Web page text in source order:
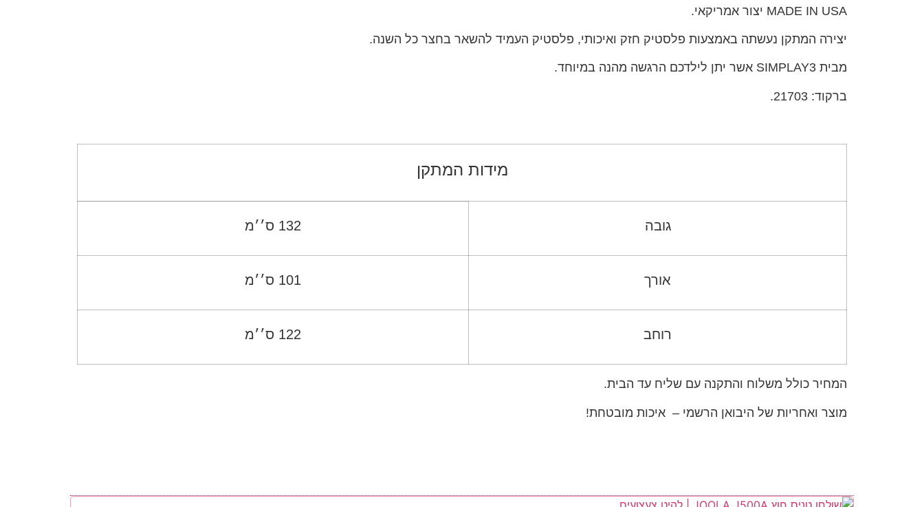
MADE IN USA יצור אמריקאי.
יצירה המתקן נעשתה באמצעות פלסטיק חזק ואיכותי, פלסטיק העמיד להשאר בחצר כל השנה.
מבית SIMPLAY3 אשר יתן לילדכם הרגשה מהנה במיוחד.
ברקוד: 21703.
מידות המתקן
גובה 132 ס׳׳מ
אורך 101 ס׳׳מ
רוחב 122 ס׳׳מ
המחיר כולל משלוח והתקנה עם שליח עד הבית.
מוצר ואחריות של היבואן הרשמי – איכות מובטחת!